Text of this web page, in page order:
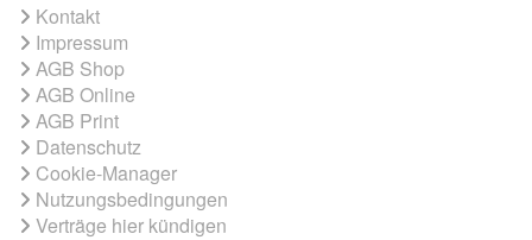
Kontakt
Impressum
AGB Shop
AGB Online
AGB Print
Datenschutz
Cookie-Manager
Nutzungsbedingungen
Verträge hier kündigen